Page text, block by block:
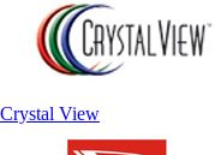
Crystal View